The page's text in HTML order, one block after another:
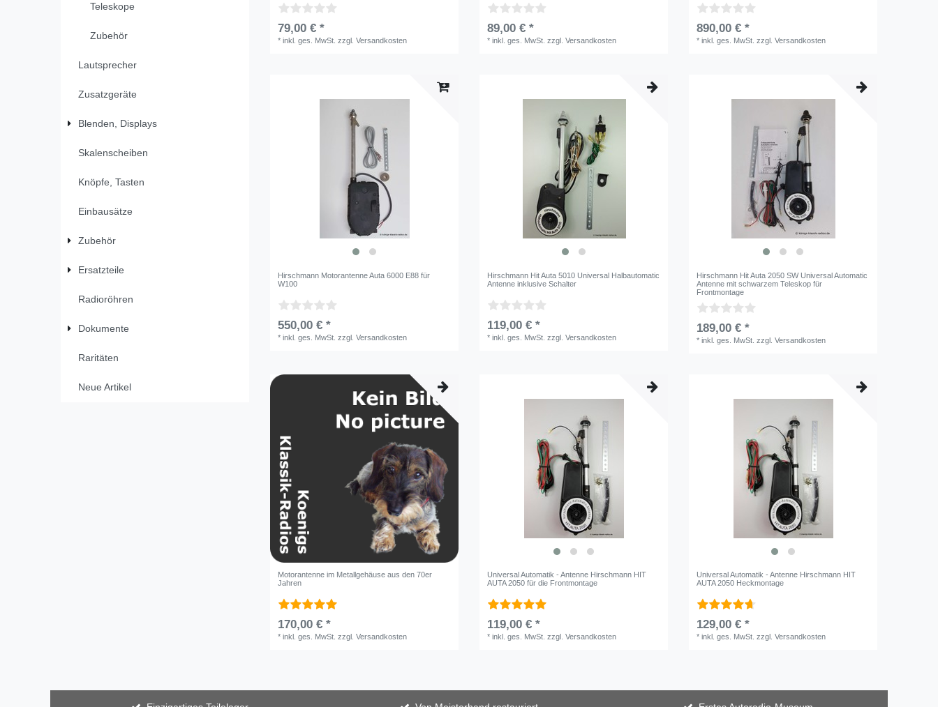
Teleskope
Zubehör
Lautsprecher
Zusatzgeräte
Blenden, Displays
Skalenscheiben
Knöpfe, Tasten
Einbausätze
Zubehör
Ersatzteile
Radioröhren
Dokumente
Raritäten
Neue Artikel
79,00 € *
*inkl. ges. MwSt. zzgl.Versandkosten
89,00 € *
*inkl. ges. MwSt. zzgl.Versandkosten
890,00 € *
*inkl. ges. MwSt. zzgl.Versandkosten
Hirschmann Motorantenne Auta 6000 E88 für
W100
550,00 € *
*inkl. ges. MwSt. zzgl.Versandkosten
Hirschmann Hit Auta 5010 Universal Halbautomatic
Antenne inklusive Schalter
119,00 € *
*inkl. ges. MwSt. zzgl.Versandkosten
Hirschmann Hit Auta 2050 SW Universal Automatic
Antenne mit schwarzem Teleskop für
Frontmontage
189,00 € *
*inkl. ges. MwSt. zzgl.Versandkosten
Motorantenne im Metallgehäuse aus den 70er
Jahren
170,00 € *
*inkl. ges. MwSt. zzgl.Versandkosten
Universal Automatik - Antenne Hirschmann HIT
AUTA 2050 für die Frontmontage
119,00 € *
*inkl. ges. MwSt. zzgl.Versandkosten
Universal Automatik - Antenne Hirschmann HIT
AUTA 2050 Heckmontage
129,00 € *
*inkl. ges. MwSt. zzgl.Versandkosten